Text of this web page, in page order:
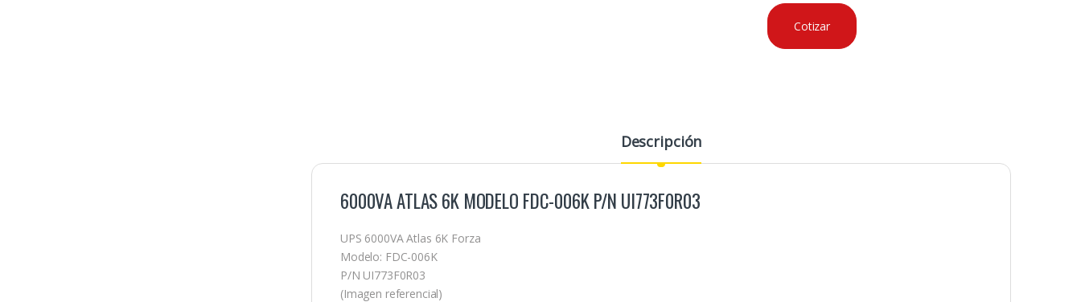
Cotizar
Descripción
6000VA ATLAS 6K MODELO FDC-006K P/N UI773F0R03
UPS 6000VA Atlas 6K Forza
Modelo: FDC-006K
P/N UI773F0R03
(Imagen referencial)